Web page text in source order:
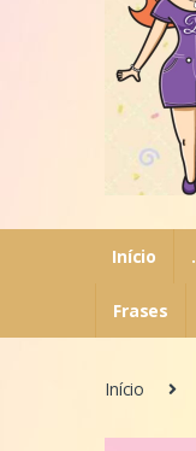
Início
Frases
Início